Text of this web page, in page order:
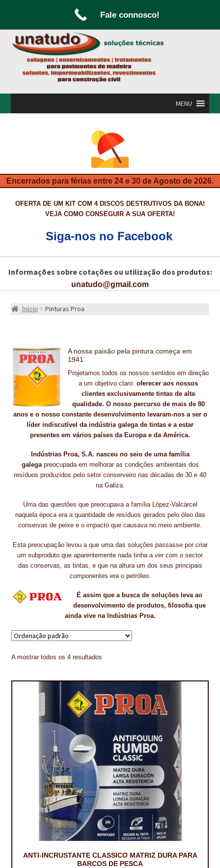
para
navegação
para
conteúdo
MENU
CARPINTARIA E MARCENARIA
FABRICO DE PORTAS E FOLHEAMENTO
COLAGEM DE PISOS DE MADEIRA
BONA?
CONSTRUÇÃO CIVIL
BUCHA QUÍMICA
CURA E SELAGEM PARA PAVIMENTOS DE BETÃO
DESCOFRANTES RETARDADORES E DESATIVANTES
CONTACTOS
DESTAQUES “ESTRELAS DO MERCADO”
EM MANUTENÇÃO
EM MANUTENÇÃO PROGRAMADA
FACHADAS VENTILADAS (PANEL SYSTEM)
FINALIZAR COMPRAS
IMPERMEABILIZAÇÕES
IMPERMEABILIZAÇÃO DE COBERTURAS (SISTEMA)
IMPERMEABILIZAÇÃO EM PISCINAS
IMPERMEABILIZAÇÕES GERAIS
INQUÉRITO DE SATISFAÇÃO DO CLIENTE
ISOLAMENTO TÉRMICO (ETICS)
LIVRO DE RECLAMAÇÕES
Encerrados para férias entre 24 e 30 de Agosto de 2026.
OFERTA DE UM KIT COM 4 DISCOS DESTRUTIVOS DA BONA!
VEJA COMO CONSEGUIR A SUA OFERTA!
Siga-nos no Facebook
Informações sobre cotações ou utilização dos produtos:
unatudo@gmail.com
Início Pinturas Proa
A nossa paixão pela pintura começa em
1941
Projetamos todos os nossos sentidos em direção
a um objetivo claro:oferecer aos nossos
clientes exclusivamente tintas de alta
qualidade. O nosso percurso de mais de 80
anos e o nosso constante desenvolvimento levaram-nos a ser o
líder indiscutível da indústria galega de tintas e a estar
presentes em vários países da Europa e da América.
Indústrias Proa, S.A. nasceu no seio de uma família
galegapreocupada em melhorar as condições ambientais dos
resíduos produzidos pelo setor conserveiro nas décadas de 30 e 40
na Galiza.
Uma das questões que preocupava a família López-Valcárcel
naquela época era a quantidade de resíduos gerados pelo óleo das
conservas de peixe e o impacto que causava no meio ambiente.
Esta preocupação levou a que uma das soluções passasse por criar
um subproduto que aparentemente nada tinha a ver com o sector
das conservas, as tintas, e que na altura um dos seus principais
componentes era o petróleo.
É assim que a busca de soluções leva ao
desenvolvimento de produtos, filosofia que
ainda vive na Indústrias Proa.
A mostrar todos os 4 resultados
ANTI-INCRUSTANTE CLASSICO MATRIZ DURA PARA
BARCOS DE PESCA
Fale connosco!